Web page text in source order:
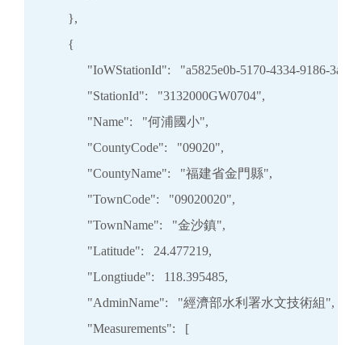
      },
      {
"IoWStationId":   "a5825e0b-5170-4334-9186-
            "StationId":   "3132000GW0704",
            "Name":   "何浦國小",
            "CountyCode":   "09020",
            "CountyName":   "福建省金門縣",
            "TownCode":   "09020020",
            "TownName":   "金沙鎮",
            "Latitude":   24.477219,
            "Longtiude":   118.395485,
            "AdminName":   "經濟部水利署水文技術組",
            "Measurements":   [